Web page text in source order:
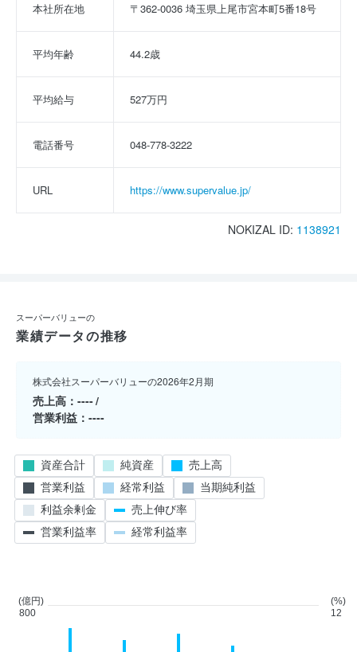
本社所在地 〒362-0036 埼玉県上尾市宮本町5番18号
平均年齢 44.2歳
平均給与 527万円
電話番号 048-778-3222
URL https://www.supervalue.jp/
NOKIZAL ID: 1138921
スーパーバリューの
業績データの推移
株式会社スーパーバリューの2026年2月期
売上高
----
営業利益
----
(億円)
800
(%)
12
資産合計 純資産
売上高
営業利益
経常利益
当期純利益
利益余剰金
売上伸び率
営業利益率
経常利益率